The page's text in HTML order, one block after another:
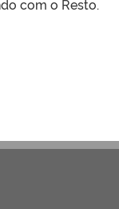
com o Resto.